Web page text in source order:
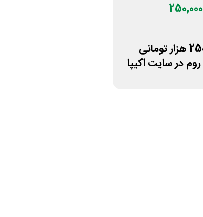
250,000
کد تخفیف 250 هزار تومانی
در سایت اکیپا